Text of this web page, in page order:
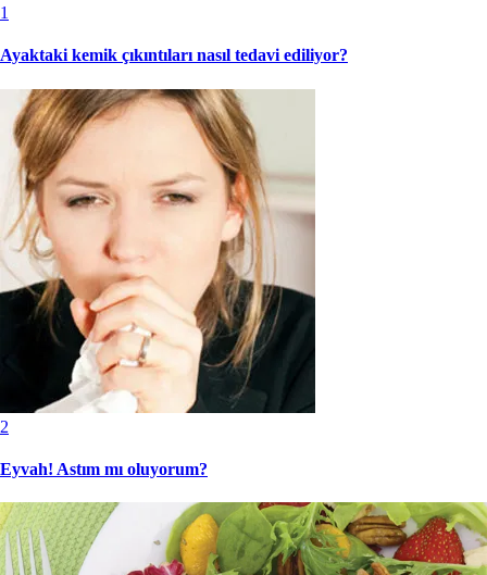
1
Ayaktaki kemik çıkıntıları nasıl tedavi ediliyor?
2
Eyvah! Astım mı oluyorum?